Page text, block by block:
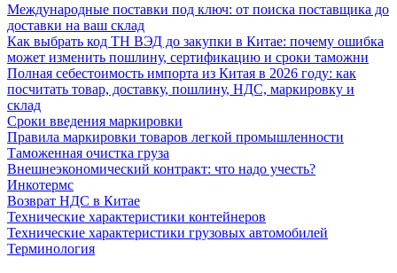
Международные поставки под ключ: от поиска поставщика до
доставки на ваш склад
Как выбрать код ТН ВЭД до закупки в Китае: почему ошибка
может изменить пошлину, сертификацию и сроки таможни
Полная себестоимость импорта из Китая в 2026 году: как
посчитать товар, доставку, пошлину, НДС, маркировку и
склад
Сроки введения маркировки
Правила маркировки товаров легкой промышленности
Таможенная очистка груза
Внешнеэкономический контракт: что надо учесть?
Инкотермс
Возврат НДС в Китае
Технические характеристики контейнеров
Технические характеристики грузовых автомобилей
Терминология